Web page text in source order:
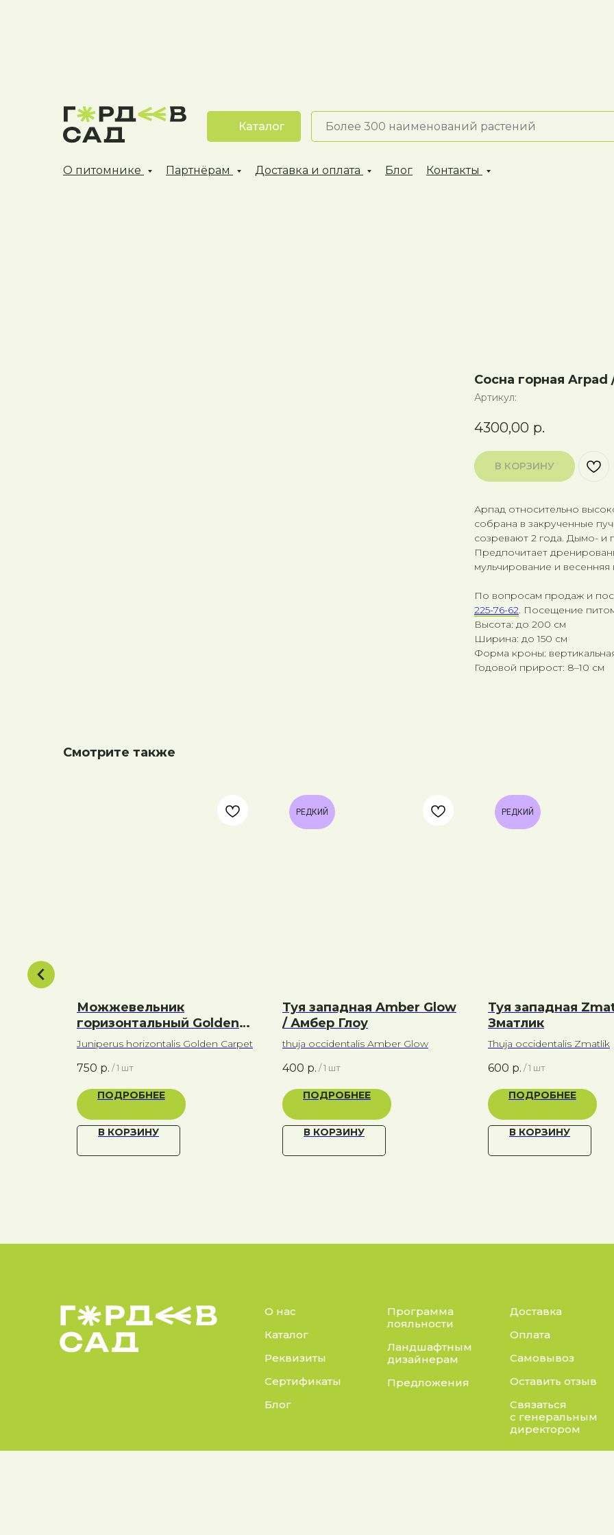
Каталог
О питомнике Партнёрам Доставка и оплата Блог Контакты
Сосна горная Arpad
Артикул:
4300,00 р.
В КОРЗИНУ
Арпад относительно
собрана в закрученные
созревают 2 года. Дымо- и
Предпочитает
мульчирование и
По вопросам продаж и
225-76-62. Посещение
Высота: до 200 см
Ширина: до 150 см
Форма кроны:
Годовой прирост: 8–10 см
Смотрите также
Можжевельник
горизонтальный Golden
Carpet / Голден Карпет
Juniperus horizontalis Golden Carpet
750 р. / 1 шт
ПОДРОБНЕЕ
В КОРЗИНУ
РЕДКИЙ
Туя западная Amber Glow
/ Амбер Глоу
thuja occidentalis Amber Glow
400 р. / 1 шт
ПОДРОБНЕЕ
В КОРЗИНУ
РЕДКИЙ
Туя западная
Зматлик
Thuja occidentalis Zmatlik
600 р. / 1 шт
ПОДРОБНЕЕ
В КОРЗИНУ
О нас
Каталог
Реквизиты
Сертификаты
Блог
Программа
лояльности
Ландшафтным
дизайнерам
Предложения
Доставка
Оплата
Самовывоз
Оставить отзыв
Связаться
с генеральным
директором